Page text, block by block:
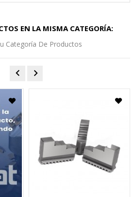
EN LA MISMA CATEGORÍA:
Categoría De Productos